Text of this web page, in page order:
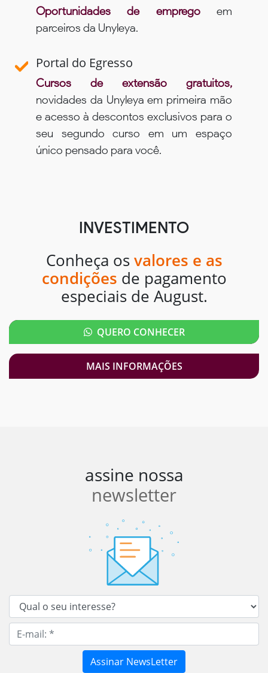
Oportunidades de empregoem
parceiros da Unyleya.
Portal do Egresso
Cursos de extensão gratuitos,
novidades da Unyleya em primeira mão
e acesso à descontos exclusivos para o
seu segundo curso em um espaço
único pensado para você.
INVESTIMENTO
Conheça os valores e as
condições de pagamento
especiais de August.
QUERO CONHECER
MAIS INFORMAÇÕES
assine nossa
newsletter